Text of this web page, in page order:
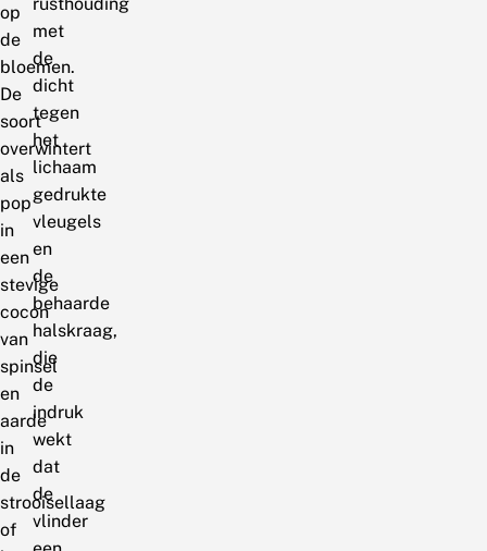
op
de
bloemen.
De
soort
overwintert
als
pop
in
een
stevige
cocon
van
spinsel
en
aarde
in
de
strooisellaag
of
rusthouding
met
de
dicht
tegen
het
lichaam
gedrukte
vleugels
en
de
behaarde
halskraag,
die
de
indruk
wekt
dat
de
vlinder